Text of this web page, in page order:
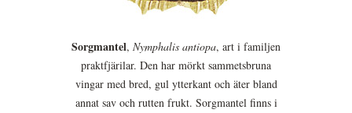
Sorgmantel, Nymphalis antiopa, art i familjen
praktfjärilar. Den har mörkt sammetsbruna
vingar med bred, gul ytterkant och äter bland
annat sav och rutten frukt. Sorgmantel finns i